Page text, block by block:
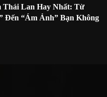
Thái Lan Hay Nhất: Từ
Đến “Ám Ảnh” Bạn Không